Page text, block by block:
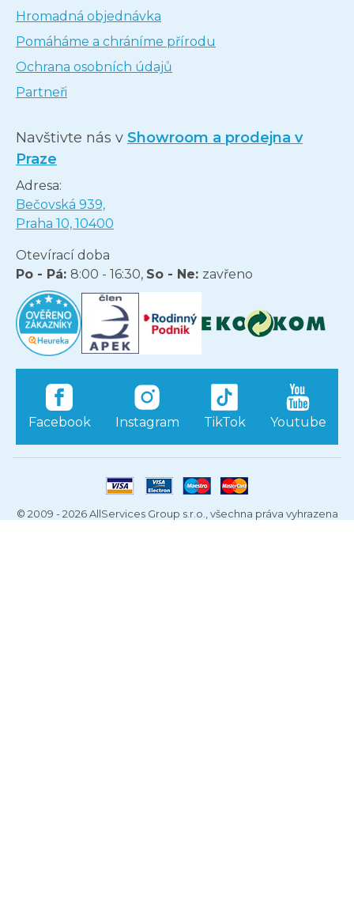
Hromadná objednávka
Pomáháme a chráníme přírodu
Ochrana osobních údajů
Partneři
Navštivte nás v Showroom a prodejna v
Praze
Adresa:
Bečovská 939,
Praha 10, 10400
Otevírací doba
Po - Pá: 8:00 - 16:30, So - Ne: zavřeno
Facebook Instagram TikTok Youtube
© 2009 - 2026 AllServices Group s.r.o., všechna práva vyhrazena